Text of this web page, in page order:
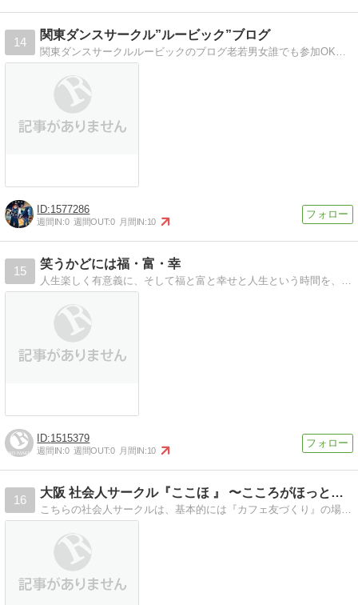
14
関東ダンスサークル”ルービック”ブログ
関東ダンスサークルルービックのブログ老若男女誰でも参加OKのストリートダンスサークルです。メンバー募集中(*´∀｀)
1577286
週間IN:0 週間OUT:0 月間IN:10
15
笑うかどには福・富・幸
人生楽しく有意義に、そして福と富と幸せと人生という時間を、いかに、意義ある、充実したものにできるか、日々完全燃焼！
1515379
週間IN:0 週間OUT:0 月間IN:10
16
大阪 社会人サークル『ここほ 』 〜こころがほっとする会
こちらの社会人サークルは、基本的には『カフェ友づくり』の場ですが、『趣味友』『異業種交流』etc. 参加者の皆さまが自由に交流を取って頂けるオフ会になっており…